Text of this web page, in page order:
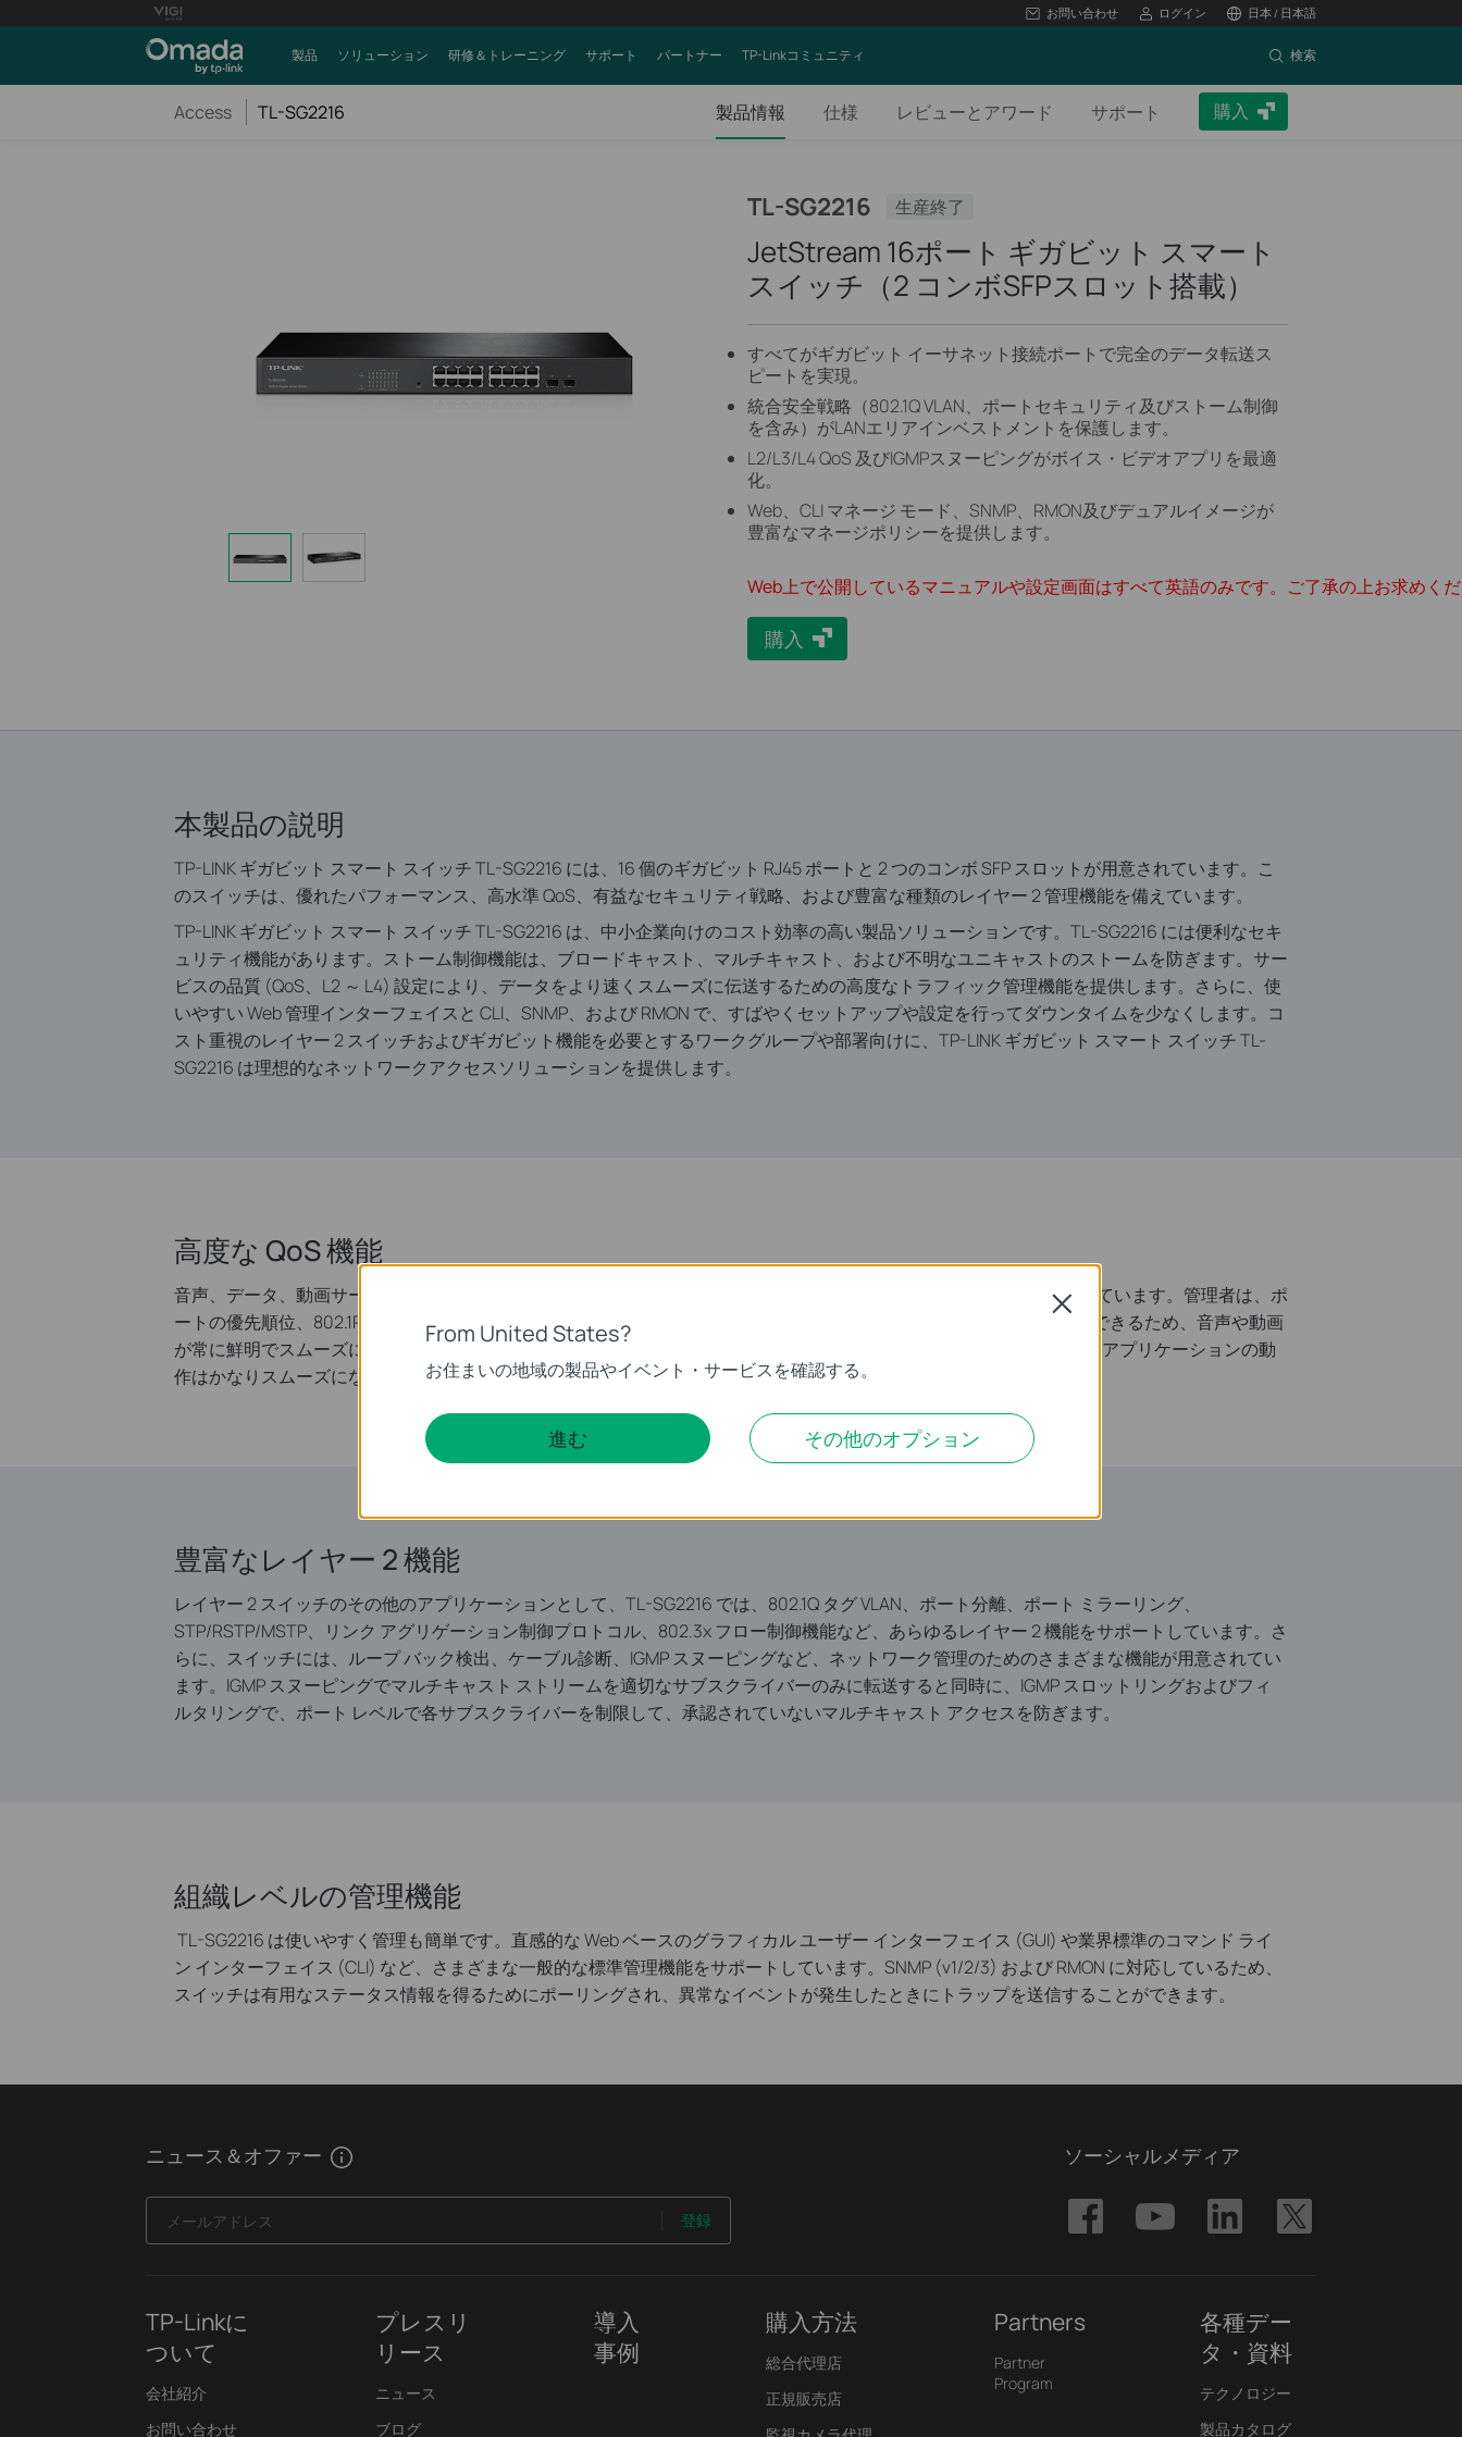
お問い合わせ ログイン 日本 / 日本語
製品 ソリューション 研修＆トレーニング サポート パートナー TP-Linkコミュニティ 検索
Access TL-SG2216 製品情報 仕様 レビューとアワード サポート 購入
TL-SG2216 生産終了
JetStream 16ポート ギガビット スマート
スイッチ（2 コンボSFPスロット搭載）
すべてがギガビット イーサネット接続ポートで完全のデータ転送ス
ピートを実現。
統合安全戦略（802.1Q VLAN、ポートセキュリティ及びストーム制御
を含み）がLANエリアインベストメントを保護します。
L2/L3/L4 QoS 及びIGMPスヌーピングがボイス・ビデオアプリを最適
化。
Web、CLI マネージ モード、SNMP、RMON及びデュアルイメージが
豊富なマネージポリシーを提供します。
Web上で公開しているマニュアルや設定画面はすべて英語のみです。ご了承の上お求めく
購入
本製品の説明
TP-LINK ギガビット スマート スイッチ TL-SG2216 には、16 個のギガビット RJ45 ポートと 2 つのコンボ SFP スロットが用意されています。こ
のスイッチは、優れたパフォーマンス、高水準 QoS、有益なセキュリティ戦略、および豊富な種類のレイヤー 2 管理機能を備えています。
TP-LINK ギガビット スマート スイッチ TL-SG2216 は、中小企業向けのコスト効率の高い製品ソリューションです。TL-SG2216 には便利なセキ
ュリティ機能があります。ストーム制御機能は、ブロードキャスト、マルチキャスト、および不明なユニキャストのストームを防ぎます。サー
ビスの品質 (QoS、L2 ～ L4) 設定により、データをより速くスムーズに伝送するための高度なトラフィック管理機能を提供します。さらに、使
いやすい Web 管理インターフェイスと CLI、SNMP、および RMON で、すばやくセットアップや設定を行ってダウンタイムを少なくします。コ
スト重視のレイヤー 2 スイッチおよびギガビット機能を必要とするワークグループや部署向けに、TP-LINK ギガビット スマート スイッチ TL-
SG2216 は理想的なネットワークアクセスソリューションを提供します。
高度な QoS 機能
音声、データ、動画サービスを 1 つのネットワークに統合するために、このスイッチでは豊富な QoS ポリシーを適用しています。管理者は、ポ
ートの優先順位、802.1P 優先順位、DSCP 優先順位などのさまざまな方法でトラフィックの優先順位を決定することができるため、音声や動画
が常に鮮明でスムーズになり、ノイズが少なくなります。スイッチがサポートする Voice VLAN と組み合わせると、音声アプリケーションの動
作はかなりスムーズになります。
豊富なレイヤー 2 機能
レイヤー 2 スイッチのその他のアプリケーションとして、TL-SG2216 では、802.1Q タグ VLAN、ポート分離、ポート ミラーリング、
STP/RSTP/MSTP、リンク アグリゲーション制御プロトコル、802.3x フロー制御機能など、あらゆるレイヤー 2 機能をサポートしています。さ
らに、スイッチには、ループ バック検出、ケーブル診断、IGMP スヌーピングなど、ネットワーク管理のためのさまざまな機能が用意されてい
ます。IGMP スヌーピングでマルチキャスト ストリームを適切なサブスクライバーのみに転送すると同時に、IGMP スロットリングおよびフィ
ルタリングで、ポート レベルで各サブスクライバーを制限して、承認されていないマルチキャスト アクセスを防ぎます。
組織レベルの管理機能
TL-SG2216 は使いやすく管理も簡単です。直感的な Web ベースのグラフィカル ユーザー インターフェイス (GUI) や業界標準のコマンド ライ
ン インターフェイス (CLI) など、さまざまな一般的な標準管理機能をサポートしています。SNMP (v1/2/3) および RMON に対応しているため、
スイッチは有用なステータス情報を得るためにポーリングされ、異常なイベントが発生したときにトラップを送信することができます。
ニュース＆オファー
メールアドレス 登録
ソーシャルメディア
TP-Linkに
ついて
会社紹介
お問い合わせ
プレスリ
リース
ニュース
ブログ
導入
事例
購入方法
総合代理店
正規販売店
Partners
Partner
Program
各種デー
タ・資料
テクノロジー
製品カタログ
From United States?
お住まいの地域の製品やイベント・サービスを確認する。
進む その他のオプション
Close